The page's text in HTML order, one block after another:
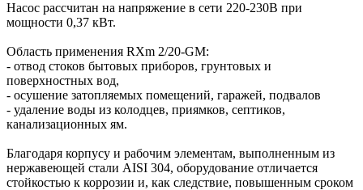
Насос рассчитан на напряжение в сети 220-230В при
мощности 0,37 кВт.
Область применения RXm 2/20-GM:
- отвод стоков бытовых приборов, грунтовых и
поверхностных вод,
- осушение затопляемых помещений, гаражей, подвалов
- удаление воды из колодцев, приямков, септиков,
канализационных ям.
Благодаря корпусу и рабочим элементам, выполненным из
нержавеющей стали AISI 304, оборудование отличается
стойкостью к коррозии и, как следствие, повышенным сроком